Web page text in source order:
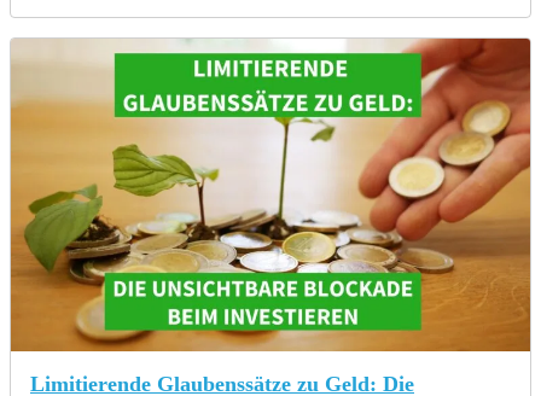
Limitierende Glaubenssätze zu Geld: Die